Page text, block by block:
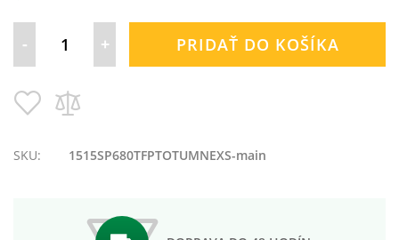
- + PRIDAŤ DO KOŠÍKA
Pridať
do
SKU:
1515SP680TFPTOTUMNEXS-main